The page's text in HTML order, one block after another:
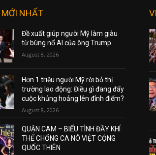
MỚI NHẤT
Đề xuất giúp người Mỹ làm giàu
từ bùng nổ AI của ông Trump
August 8, 2026
Hơn 1 triệu người Mỹ rời bỏ thị
trường lao động: Điều gì đang đẩy
cuộc khủng hoảng lên đỉnh điểm?
August 8, 2026
QUẬN CAM – BIỂU TÌNH ĐẦY KHÍ
THẾ CHỐNG CA NÔ VIỆT CỘNG
QUỐC THIÊN